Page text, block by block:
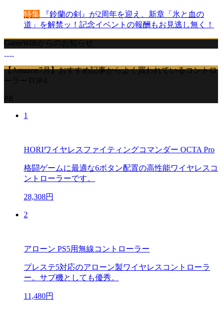
特集 『鈴蘭の剣』が2周年を迎え、新章「氷と血の
道」を解禁ッ！記念イベントの報酬もお見逃し無く！
GameWithからのお知らせ
【Amazon7月】おすすめ記事からよく買われているコントロ
ーラーTOP4
PR
1
HORIワイヤレスファイティングコマンダー OCTA Pro
格闘ゲームに最適な6ボタン配置の高性能ワイヤレスコ
ントローラーです。
28,308円
2
アローン PS5用無線コントローラー
プレステ5対応のアローン製ワイヤレスコントローラ
ー。サブ機としても優秀。
11,480円